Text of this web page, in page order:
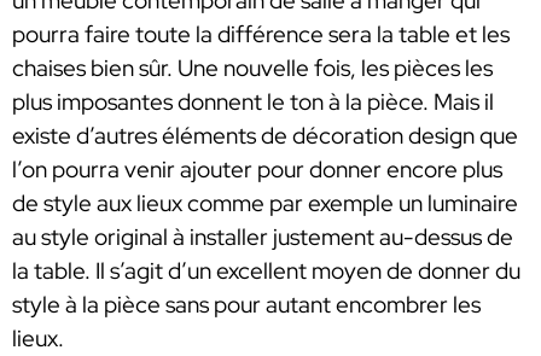
pourra faire toute la différence sera la table et les
chaises bien sûr. Une nouvelle fois, les pièces les
plus imposantes donnent le ton à la pièce. Mais il
existe d’autres éléments de décoration design que
l’on pourra venir ajouter pour donner encore plus
de style aux lieux comme par exemple un luminaire
au style original à installer justement au-dessus de
la table. Il s’agit d’un excellent moyen de donner du
style à la pièce sans pour autant encombrer les
lieux.